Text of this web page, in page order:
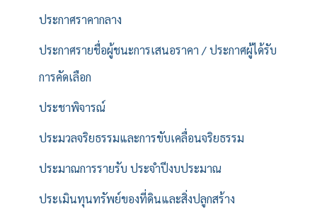
ประกาศราคากลาง
ประกาศรายชื่อผู้ชนะการเสนอราคา / ประกาศผู้ได้รับ
การคัดเลือก
ประชาพิจารณ์
ประมวลจริยธรรมและการขับเคลื่อนจริยธรรม
ประมาณการรายรับ ประจำปีงบประมาณ
ประเมินทุนทรัพย์ของที่ดินและสิ่งปลูกสร้าง